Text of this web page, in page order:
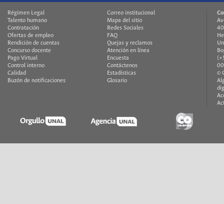
Régimen Legal
Talento humano
Contratación
Ofertas de empleo
Rendición de cuentas
Concurso docente
Pago Virtual
Control interno
Calidad
Buzón de notificaciones
Correo institucional
Mapa del sitio
Redes Sociales
FAQ
Quejas y reclamos
Atención en línea
Encuesta
Contáctenos
Estadísticas
Glosario
©